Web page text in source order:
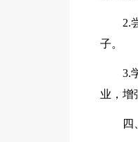
2.
子。
3.
业，增
四